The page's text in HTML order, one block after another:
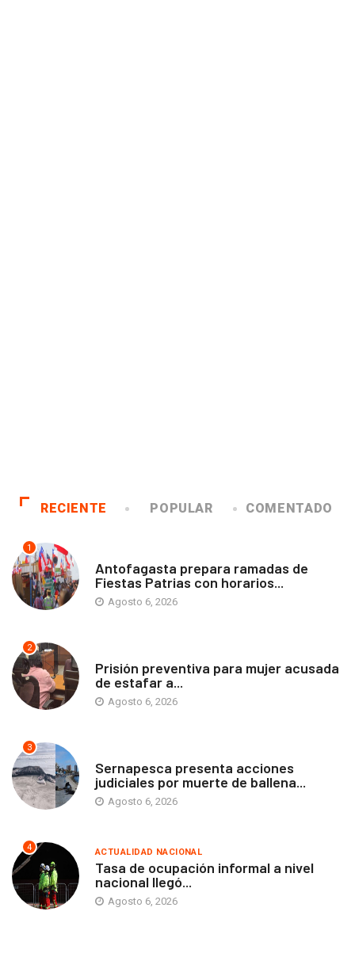
RECIENTE POPULAR COMENTADO
1
Antofagasta prepara ramadas de
Fiestas Patrias con horarios...
Agosto 6, 2026
2
Prisión preventiva para mujer acusada
de estafar a...
Agosto 6, 2026
3
Sernapesca presenta acciones
judiciales por muerte de ballena...
Agosto 6, 2026
4 ACTUALIDAD NACIONAL
Tasa de ocupación informal a nivel
nacional llegó...
Agosto 6, 2026